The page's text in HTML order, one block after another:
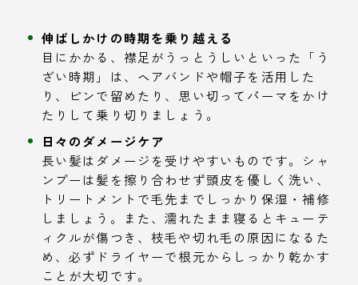
伸ばしかけの時期を乗り越える
目にかかる、襟足がうっとうしいといった「う
ざい時期」は、ヘアバンドや帽子を活用した
り、ピンで留めたり、思い切ってパーマをかけ
たりして乗り切りましょう。
日々のダメージケア
長い髪はダメージを受けやすいものです。シャ
ンプーは髪を擦り合わせず頭皮を優しく洗い、
トリートメントで毛先までしっかり保湿・補修
しましょう。また、濡れたまま寝るとキューテ
ィクルが傷つき、枝毛や切れ毛の原因になるた
め、必ずドライヤーで根元からしっかり乾かす
ことが大切です。